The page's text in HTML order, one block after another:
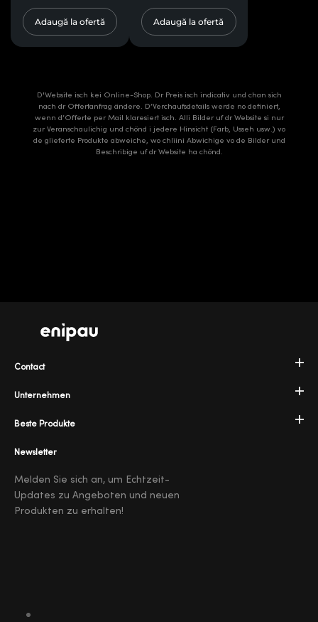
Adaugă la ofertă Adaugă la ofertă
D'Website isch kei Online-Shop. Dr Preis isch indicativ und chan sich
nach dr Offertanfrag ändere. D’Verchaufsdetails werde no definiert,
wenn d’Offerte per Mail klaresiert isch. Alli Bilder uf dr Website si nur
zur Veranschaulichig und chönd i jedere Hinsicht (Farb, Usseh usw.) vo
de glieferte Produkte abweiche, wo chliini Abwichige vo de Bilder und
Beschribige uf dr Website ha chönd.
Unternehmen
Beste Produkte
Contact
Newsletter
Melden Sie sich an, um Echtzeit-
Updates zu Angeboten und neuen
Produkten zu erhalten!